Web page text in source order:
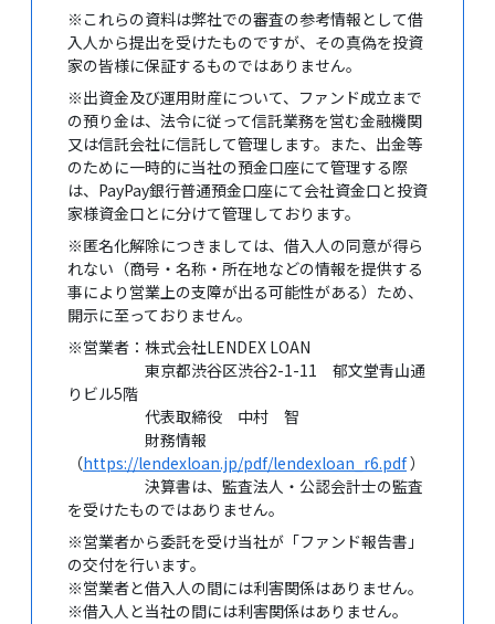
※これらの資料は弊社での審査の参考情報として借
入人から提出を受けたものですが、その真偽を投資
家の皆様に保証するものではありません。
※出資金及び運用財産について、ファンド成立まで
の預り金は、法令に従って信託業務を営む金融機関
又は信託会社に信託して管理します。また、出金等
のために一時的に当社の預金口座にて管理する際
は、PayPay銀行普通預金口座にて会社資金口と投資
家様資金口とに分けて管理しております。
※匿名化解除につきましては、借入人の同意が得ら
れない（商号・名称・所在地などの情報を提供する
事により営業上の支障が出る可能性がある）ため、
開示に至っておりません。
※営業者：株式会社LENDEX LOAN
東京都渋谷区渋谷2-1-11 郁文堂青山通
りビル5階
代表取締役 中村 智
財務情報
（https://lendexloan.jp/pdf/lendexloan_r6.pdf）
決算書は、監査法人・公認会計士の監査
を受けたものではありません。
※営業者から委託を受け当社が「ファンド報告書」
の交付を行います。
※営業者と借入人の間には利害関係はありません。
※借入人と当社の間には利害関係はありません。